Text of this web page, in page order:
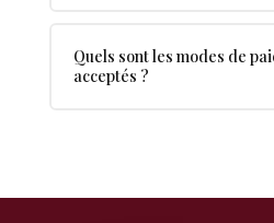
Quels sont les modes de
acceptés ?